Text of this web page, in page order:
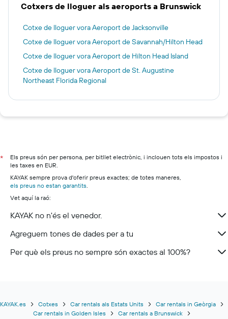
Cotxers de lloguer als aeroports a Brunswick
Cotxe de lloguer vora Aeroport de Jacksonville
Cotxe de lloguer vora Aeroport de Savannah/Hilton Head
Cotxe de lloguer vora Aeroport de Hilton Head Island
Cotxe de lloguer vora Aeroport de St. Augustine
Northeast Florida Regional
*
Els preus són per persona, per bitllet electrònic, i inclouen tots els impostos i
les taxes en EUR.
KAYAK sempre prova d'oferir preus exactes; de totes maneres,
els preus no estan garantits
Vet aquí la raó:
KAYAK no n'és el venedor.
Agreguem tones de dades per a tu
Per què els preus no sempre són exactes al 100%?
KAYAK.es Cotxes Car rentals als Estats Units
Car rentals in Geòrgia
Car rentals in Golden Isles
Car rentals a Brunswick